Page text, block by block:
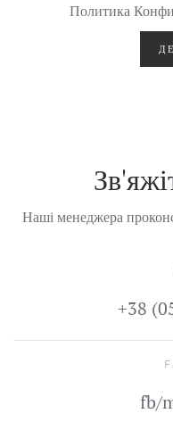
Политика
Наші менеджера
+38
fb/